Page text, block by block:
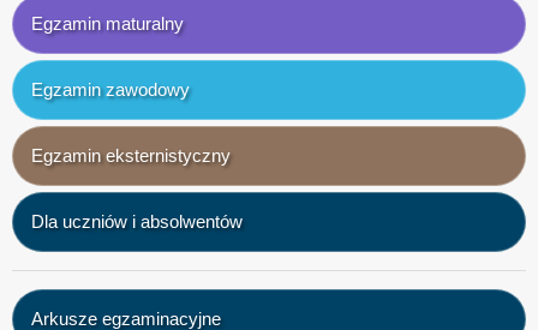
Egzamin maturalny
Egzamin zawodowy
Egzamin eksternistyczny
Dla uczniów i absolwentów
Arkusze egzaminacyjne